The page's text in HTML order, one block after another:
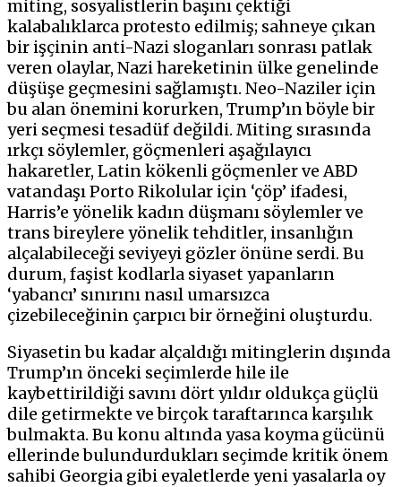
miting, sosyalistlerin başını çektiği
kalabalıklarca protesto edilmiş; sahneye çıkan
bir işçinin anti-Nazi sloganları sonrası patlak
veren olaylar, Nazi hareketinin ülke genelinde
düşüşe geçmesini sağlamıştı. Neo-Naziler için
bu alan önemini korurken, Trump’ın böyle bir
yeri seçmesi tesadüf değildi. Miting sırasında
ırkçı söylemler, göçmenleri aşağılayıcı
hakaretler, Latin kökenli göçmenler ve ABD
vatandaşı Porto Rikolular için ‘çöp’ ifadesi,
Harris’e yönelik kadın düşmanı söylemler ve
trans bireylere yönelik tehditler, insanlığın
alçalabileceği seviyeyi gözler önüne serdi. Bu
durum, faşist kodlarla siyaset yapanların
‘yabancı’ sınırını nasıl umarsızca
çizebileceğinin çarpıcı bir örneğini oluşturdu.
Siyasetin bu kadar alçaldığı mitinglerin dışında
Trump’ın önceki seçimlerde hile ile
kaybettirildiği savını dört yıldır oldukça güçlü
dile getirmekte ve birçok taraftarınca karşılık
bulmakta. Bu konu altında yasa koyma gücünü
ellerinde bulundurdukları seçimde kritik önem
sahibi Georgia gibi eyaletlerde yeni yasalarla oy